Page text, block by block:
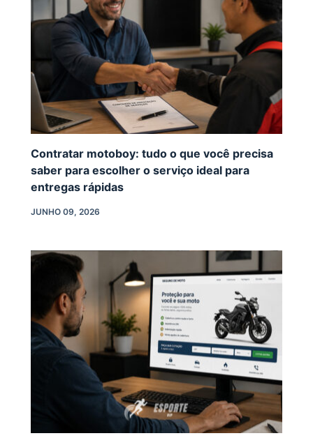
Contratar motoboy: tudo o que você precisa
saber para escolher o serviço ideal para
entregas rápidas
JUNHO 09, 2026